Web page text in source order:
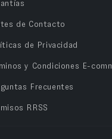
de Contacto
de Privacidad
y Condiciones E-
Frecuentes
RRSS